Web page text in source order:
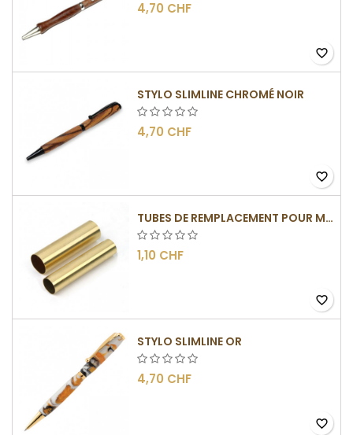
4,70 CHF
favorite_border
STYLO SLIMLINE CHROMÉ NOIR
4,70 CHF
favorite_border
TUBES DE REMPLACEMENT POUR MÉCANISMES SLIMLINE
1,10 CHF
favorite_border
STYLO SLIMLINE OR
4,70 CHF
favorite_border